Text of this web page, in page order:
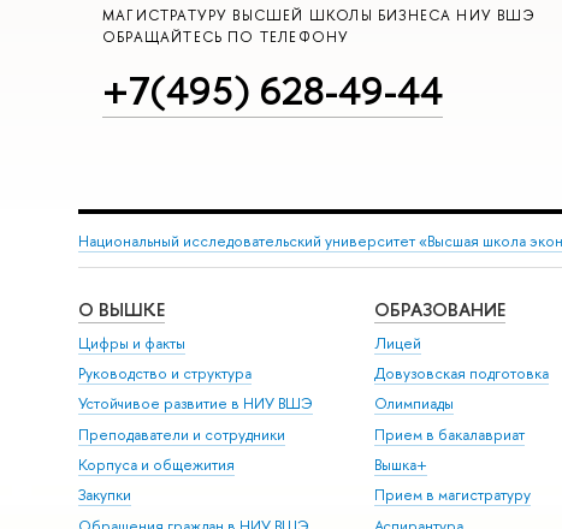
МАГИСТРАТУРУ ВЫСШЕЙ ШКОЛЫ БИЗНЕСА НИУ ВШЭ
ОБРАЩАЙТЕСЬ ПО ТЕЛЕФОНУ
+7(495) 628-49-44
Национальный исследовательский университет «Высшая школа
О ВЫШКЕ
Цифры и факты
Руководство и структура
Устойчивое развитие в НИУ ВШЭ
Преподаватели и сотрудники
Корпуса и общежития
Закупки
ОБРАЗОВАНИЕ
Лицей
Довузовская подготовка
Олимпиады
Прием в бакалавриат
Вышка+
Прием в магистратуру